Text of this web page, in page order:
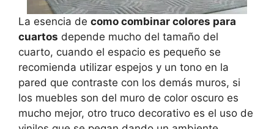
La esencia de como combinar colores para
cuartos depende mucho del tamaño del
cuarto, cuando el espacio es pequeño se
recomienda utilizar espejos y un tono en la
pared que contraste con los demás muros, si
los muebles son del muro de color oscuro es
mucho mejor, otro truco decorativo es el uso de